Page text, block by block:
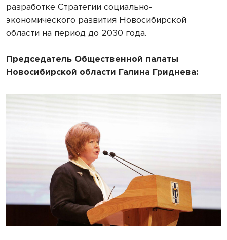
разработке Стратегии социально-
экономического развития Новосибирской
области на период до 2030 года.
Председатель Общественной палаты
Новосибирской области Галина Гриднева: